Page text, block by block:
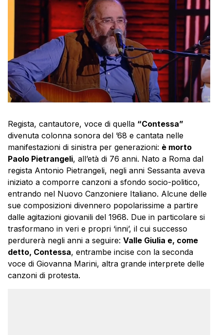
Regista, cantautore, voce di quella “Contessa”
divenuta colonna sonora del ’68 e cantata nelle
manifestazioni di sinistra per generazioni: è morto
Paolo Pietrangeli, all’età di 76 anni. Nato a Roma dal
regista Antonio Pietrangeli, negli anni Sessanta aveva
iniziato a comporre canzoni a sfondo socio-politico,
entrando nel Nuovo Canzoniere Italiano. Alcune delle
sue composizioni divennero popolarissime a partire
dalle agitazioni giovanili del 1968. Due in particolare si
trasformano in veri e propri ‘inni’, il cui successo
perdurerà negli anni a seguire: Valle Giulia e, come
detto, Contessa, entrambe incise con la seconda
voce di Giovanna Marini, altra grande interprete delle
canzoni di protesta.